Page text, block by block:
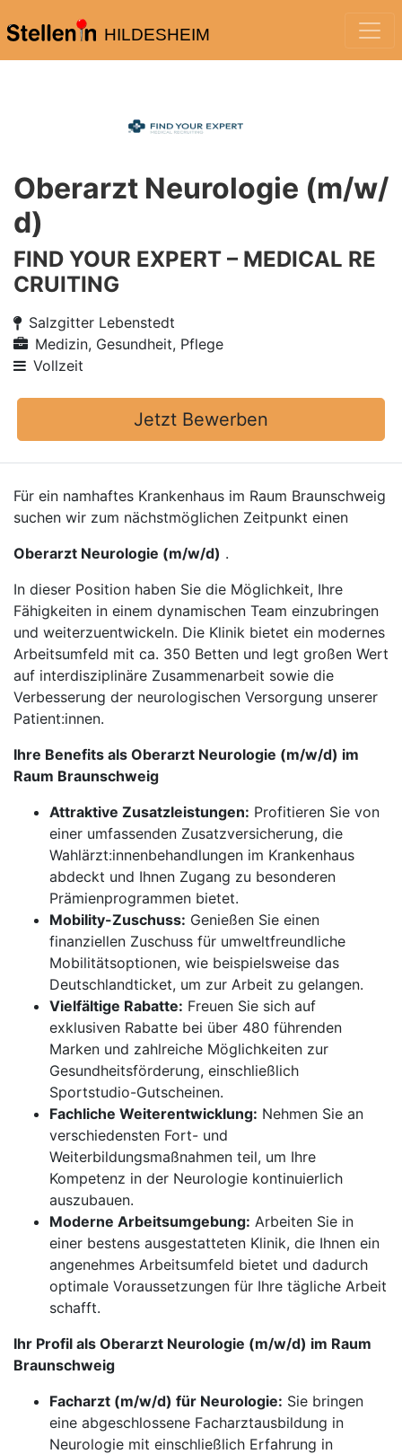
HILDESHEIM
Oberarzt Neurologie (m/w/
d)
FIND YOUR EXPERT – MEDICAL RE
CRUITING
Salzgitter Lebenstedt
Medizin, Gesundheit, Pflege
Vollzeit
Jetzt Bewerben
Für ein namhaftes Krankenhaus im Raum Braunschweig
suchen wir zum nächstmöglichen Zeitpunkt einen
Oberarzt Neurologie (m/w/d) .
In dieser Position haben Sie die Möglichkeit, Ihre
Fähigkeiten in einem dynamischen Team einzubringen
und weiterzuentwickeln. Die Klinik bietet ein modernes
Arbeitsumfeld mit ca. 350 Betten und legt großen Wert
auf interdisziplinäre Zusammenarbeit sowie die
Verbesserung der neurologischen Versorgung unserer
Patient:innen.
Ihre Benefits als Oberarzt Neurologie (m/w/d) im
Raum Braunschweig
Attraktive Zusatzleistungen: Profitieren Sie von
einer umfassenden Zusatzversicherung, die
Wahlärzt:innenbehandlungen im Krankenhaus
abdeckt und Ihnen Zugang zu besonderen
Prämienprogrammen bietet.
Mobility-Zuschuss: Genießen Sie einen
finanziellen Zuschuss für umweltfreundliche
Mobilitätsoptionen, wie beispielsweise das
Deutschlandticket, um zur Arbeit zu gelangen.
Vielfältige Rabatte: Freuen Sie sich auf
exklusiven Rabatte bei über 480 führenden
Marken und zahlreiche Möglichkeiten zur
Gesundheitsförderung, einschließlich
Sportstudio-Gutscheinen.
Fachliche Weiterentwicklung: Nehmen Sie an
verschiedensten Fort- und
Weiterbildungsmaßnahmen teil, um Ihre
Kompetenz in der Neurologie kontinuierlich
auszubauen.
Moderne Arbeitsumgebung: Arbeiten Sie in
einer bestens ausgestatteten Klinik, die Ihnen ein
angenehmes Arbeitsumfeld bietet und dadurch
optimale Voraussetzungen für Ihre tägliche Arbeit
schafft.
Ihr Profil als Oberarzt Neurologie (m/w/d) im Raum
Braunschweig
Facharzt (m/w/d) für Neurologie: Sie bringen
eine abgeschlossene Facharztausbildung in
Neurologie mit einschließlich Erfahrung in